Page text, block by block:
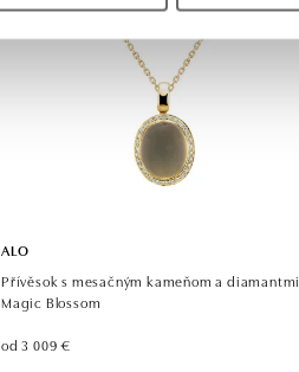
ALO
Přívěsok s mesačným kameňom a diamantmi
Magic Blossom
od 3 009 €